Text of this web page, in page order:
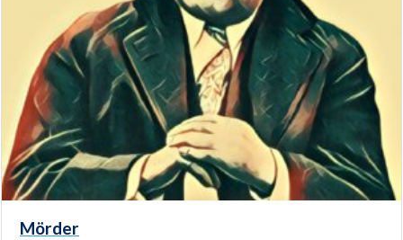
Mörder